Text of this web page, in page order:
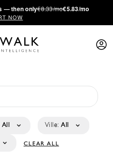
— then only€8.33/mo€5.83/mo
NOW
All Ville: All
CLEAR ALL